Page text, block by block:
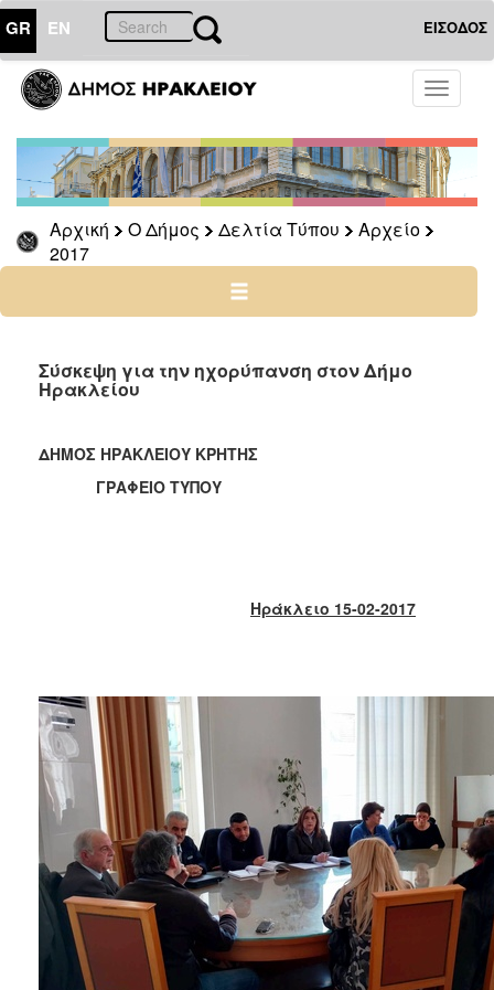
GR EN ΕΙΣΟΔΟΣ
Toggle
Αρχική Ο Δήμος Δελτία Τύπου
Αρχείο
2017
ΔΗΜΟΣ
Δελτία
Τύπου
Αρχείο
2026
2025
2022
2021
2019
2018
2011
2010
2006
ΤΟΠΟΣ
ΠΟΛΙΤΙΣΜΟΣ
Σύσκεψη για την ηχορύπανση στον Δήμο
Ηρακλείου
ΔΗΜΟΣ ΗΡΑΚΛΕΙΟΥ ΚΡΗΤΗΣ
ΓΡΑΦΕΙΟ ΤΥΠΟΥ
Ηράκλειο 15-02-2017